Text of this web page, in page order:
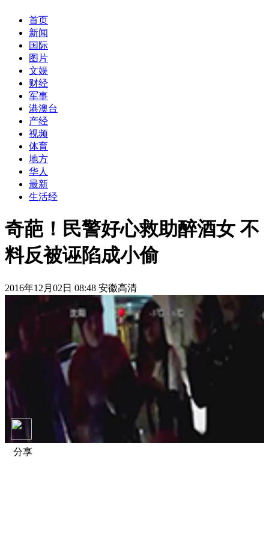
首页
新闻
国际
图片
文娱
财经
军事
港澳台
产经
视频
体育
地方
华人
最新
生活经
奇葩！民警好心救助醉酒女 不
料反被诬陷成小偷
2016年12月02日 08:48 安徽高清
分享